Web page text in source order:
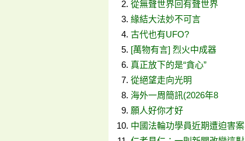
從無聲世界回有聲世界
緣結大法妙不可言
古代也有UFO?
[萬物有言] 烈火中成器
真正放下的是“貪心”
從絕望走向光明
海外一周簡訊(2026年8
願人好你才好
中國法輪功學員近期遭迫害案